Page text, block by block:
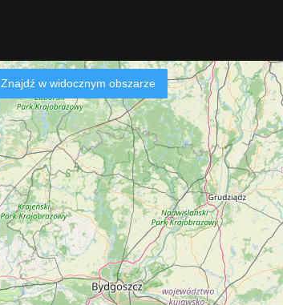
Znajdź w widocznym obszarze